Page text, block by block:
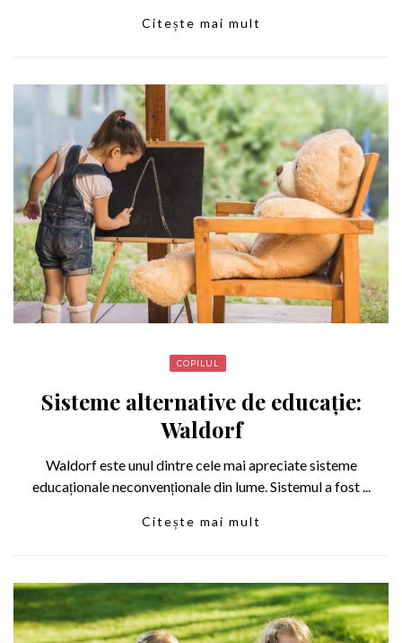
Citește mai mult
COPILUL
Sisteme alternative de educație:
Waldorf
Waldorf este unul dintre cele mai apreciate sisteme
educaționale neconvenționale din lume. Sistemul a fost ...
Citește mai mult